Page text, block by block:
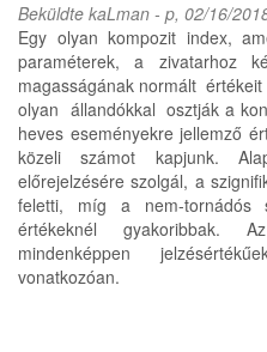
Beküldte kaLman - p, 02/16/
Egy olyan kompozit index,
paraméterek, a zivatarhoz
magasságának normált
olyan állandókkal osztják a
heves eseményekre jellemző
közeli számot kapjunk.
előrejelzésére szolgál, a
feletti, míg a nem-tornádós
értékeknél gyakoribbak.
mindenképpen
vonatkozóan.